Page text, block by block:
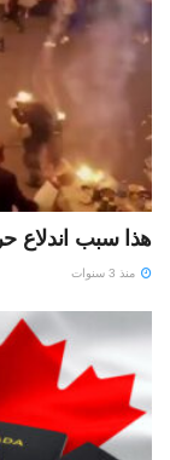
هذا سبب اندلاع
منذ 3 سنوات